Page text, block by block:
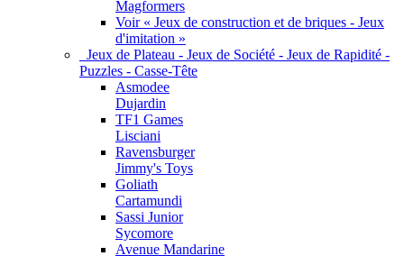
Magformers
Voir « Jeux de construction et de briques - Jeux
d'imitation »
Jeux de Plateau - Jeux de Société - Jeux de Rapidité -
Puzzles - Casse-Tête
Asmodee
Dujardin
TF1 Games
Lisciani
Ravensburger
Jimmy's Toys
Goliath
Cartamundi
Sassi Junior
Sycomore
Avenue Mandarine